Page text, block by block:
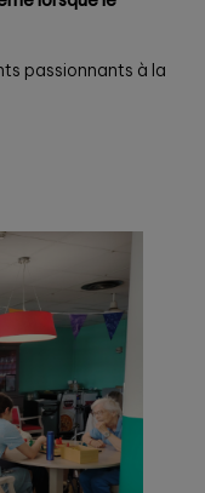
passionnants à la